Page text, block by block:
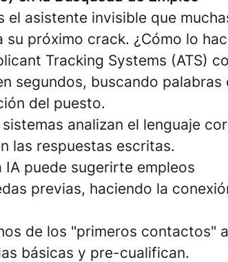
el asistente invisible que
próximo crack. ¿Cómo lo
Tracking Systems (ATS)
segundos, buscando palabras
del puesto.
analizan el lenguaje
las respuestas escritas.
IA puede sugerirte empleos
previas, haciendo la
de los "primeros contactos"
básicas y pre-cualifican.